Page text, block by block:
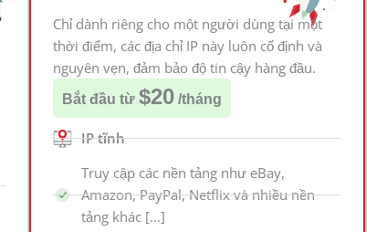
Chỉ dành riêng cho một người dùng tại một
thời điểm, các địa chỉ IP này luôn cố định và
nguyên vẹn, đảm bảo độ tin cậy hàng đầu.
Bắt đầu từ $20 /tháng
IP tĩnh
Truy cập các nền tảng như eBay,
Amazon, PayPal, Netflix và nhiều nền
tảng khác [...]